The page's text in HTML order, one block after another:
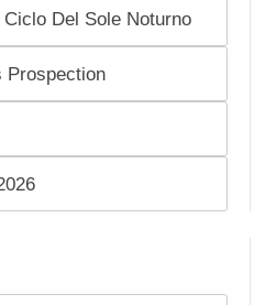
Del Sole Noturno
Prospection